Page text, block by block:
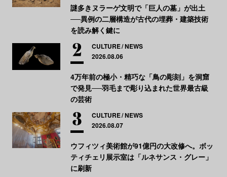
謎多きヌラーゲ文明で「巨人の墓」が出土
──異例の二層構造が古代の埋葬・建築技術
を読み解く鍵に
CULTURE NEWS
2026.08.06
4万年前の極小・精巧な「鳥の彫刻」を洞窟
で発見──羽毛まで彫り込まれた世界最古級
の芸術
CULTURE NEWS
2026.08.07
ウフィツィ美術館が91億円の大改修へ。ボッ
ティチェリ展示室は「ルネサンス・グレー」
に刷新